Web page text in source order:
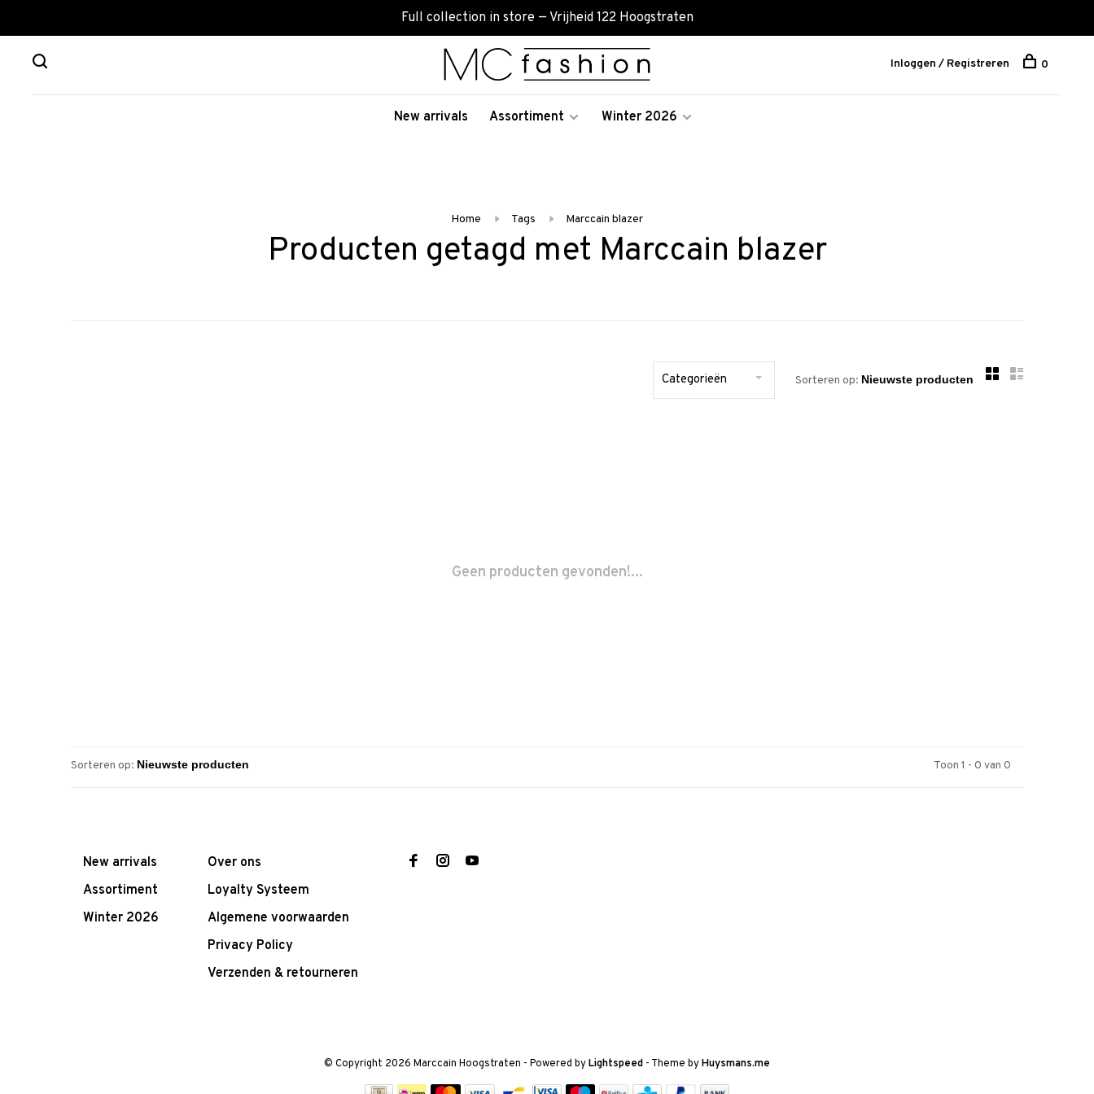
Full collection in store — Vrijheid 122 Hoogstraten
New arrivals Assortiment Winter 2026
Inloggen / Registreren 0
Home Tags Marccain blazer
Producten getagd met Marccain blazer
Categorieën Sorteren op:
Geen producten gevonden!...
Sorteren op: Toon 1 - 0 van 0
New arrivals
Assortiment
Winter 2026
Over ons
Loyalty Systeem
Algemene voorwaarden
Privacy Policy
Verzenden & retourneren
© Copyright 2026 Marccain Hoogstraten - Powered byLightspeed - Theme byHuysmans.me